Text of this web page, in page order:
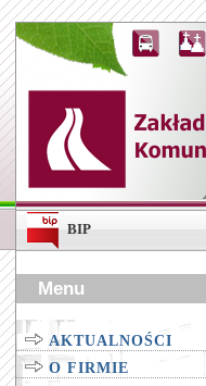
BIP
Menu
AKTUALNOŚCI
O FIRMIE